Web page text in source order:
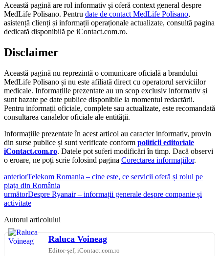
Această pagină are rol informativ și oferă context general despre
MedLife Polisano. Pentru date de contact MedLife Polisano,
asistență clienți și informații operaționale actualizate, consultă pagina
dedicată disponibilă pe iContact.com.ro.
Disclaimer
Această pagină nu reprezintă o comunicare oficială a brandului
MedLife Polisano și nu este afiliată direct cu operatorul serviciilor
medicale. Informațiile prezentate au un scop exclusiv informativ și
sunt bazate pe date publice disponibile la momentul redactării.
Pentru informații oficiale, complete sau actualizate, este recomandată
consultarea canalelor oficiale ale entității.
Informațiile prezentate în acest articol au caracter informativ, provin
din surse publice și sunt verificate conform politicii editoriale
iContact.com.ro. Datele pot suferi modificări în timp. Dacă observi
o eroare, ne poți scrie folosind pagina Corectarea informațiilor.
anteriorTelekom Romania – cine este, ce servicii oferă și rolul pe
piața din România
următorDespre Ryanair – informații generale despre companie și
activitate
Autorul articolului
Raluca Voineag
Editor-șef, iContact.com.ro